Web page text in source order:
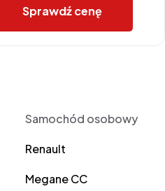
Sprawdź cenę
Samochód osobowy
Renault
Megane CC